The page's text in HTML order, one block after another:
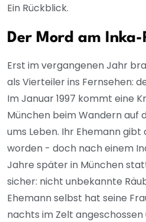
Ein Rückblick.
Der Mord am Inka-
Erst im vergangenen Jahr
als Vierteiler ins Fernsehen:
Im Januar 1997 kommt eine
München beim Wandern auf
ums Leben. Ihr Ehemann gibt
worden - doch nach einem
Jahre später in München
sicher: nicht unbekannte
Ehemann selbst hat seine
nachts im Zelt